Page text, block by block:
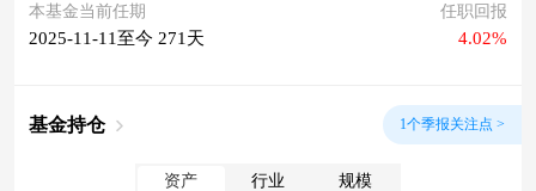
本基金当前任期
2025-11-11至今 271天
任职回报
4.02%
基金持仓 1个季报关注点 >
资产 行业 规模